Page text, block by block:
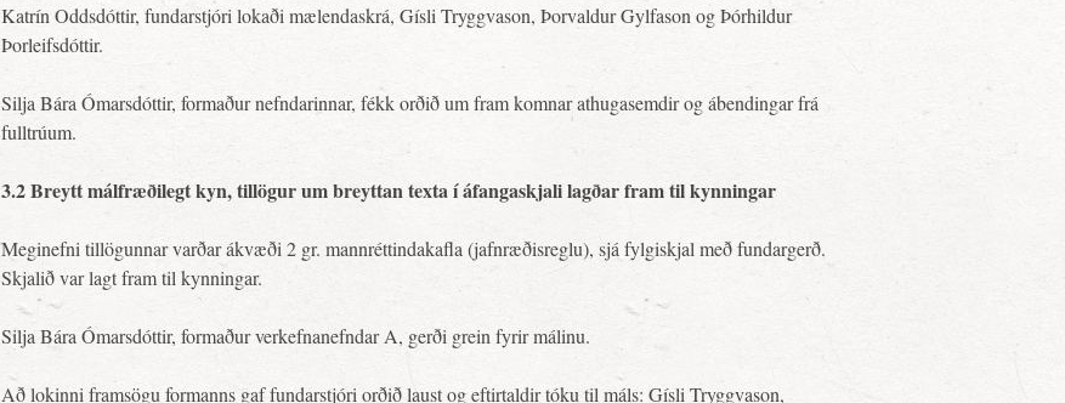
Katrín Oddsdóttir, fundarstjóri lokaði mælendaskrá, Gísli Tryggvason, Þorvaldur Gylfason og Þórhildur
Þorleifsdóttir.
Silja Bára Ómarsdóttir, formaður nefndarinnar, fékk orðið um fram komnar athugasemdir og ábendingar frá
fulltrúum.
3.2 Breytt málfræðilegt kyn, tillögur um breyttan texta í áfangaskjali lagðar fram til kynningar
Meginefni tillögunnar varðar ákvæði 2 gr. mannréttindakafla (jafnræðisreglu), sjá fylgiskjal með fundargerð.
Skjalið var lagt fram til kynningar.
Silja Bára Ómarsdóttir, formaður verkefnanefndar A, gerði grein fyrir málinu.
Að lokinni framsögu formanns gaf fundarstjóri orðið laust og eftirtaldir tóku til máls: Gísli Tryggvason,